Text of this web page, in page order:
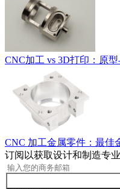
CNC加工 vs 3D打印：原
CNC 加工金属零件：最佳
订阅以获取设计和制造专